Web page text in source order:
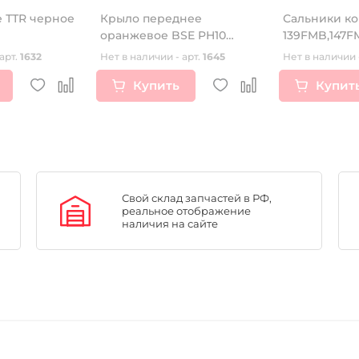
ТТR черное
1632
Крыло переднее
оранжевое BSE PH10
LANNER
Нет в наличии - арт. 1645
Купить
Сальники
Нет в наличии
Свой склад запчастей в РФ,
реальное отображение
наличия на сайте